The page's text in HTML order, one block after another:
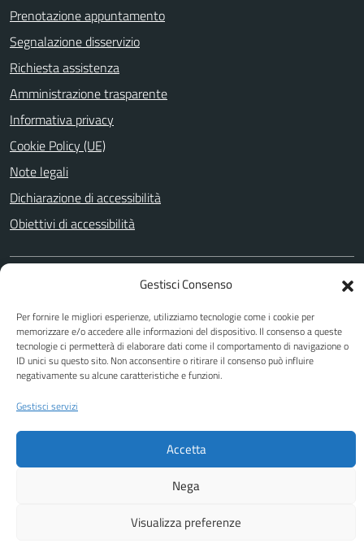
Gestisci Consenso
Per fornire le migliori esperienze, utilizziamo tecnologie come i cookie per
memorizzare e/o accedere alle informazioni del dispositivo. Il consenso a queste
tecnologie ci permetterà di elaborare dati come il comportamento di navigazione o
ID unici su questo sito. Non acconsentire o ritirare il consenso può influire
negativamente su alcune caratteristiche e funzioni.
Gestisci servizi
Accetta
Nega
Visualizza preferenze
Prenotazione appuntamento
Segnalazione disservizio
Richiesta assistenza
Amministrazione trasparente
Informativa privacy
Cookie Policy (UE)
Note legali
Dichiarazione di accessibilità
Obiettivi di accessibilità
FacebookYoutube
Attuazione Misure PNRR
Piano di miglioramento del sito